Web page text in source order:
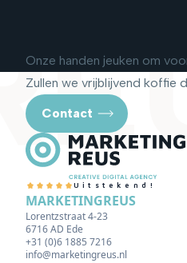
Onze handen jeuken om
Zullen we vrijblijvend koffie
Contact
Uitstekend!
MARKETINGREUS
Lorentzstraat 4-23
6716 AD Ede
+31 (0)6 1885 7216
info@marketingreus.nl